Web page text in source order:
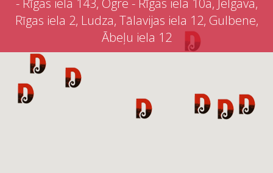
- Rīgas iela 143, Ogre - Rīgas iela 10a, Jelgava,
Rīgas iela 2, Ludza, Tālavijas iela 12, Gulbene,
Ābeļu iela 12